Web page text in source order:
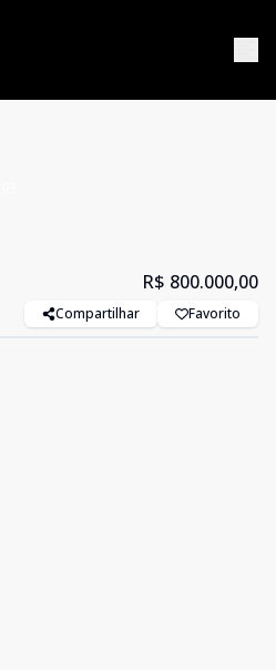
R$ 800.000,00
Compartilhar Favorito